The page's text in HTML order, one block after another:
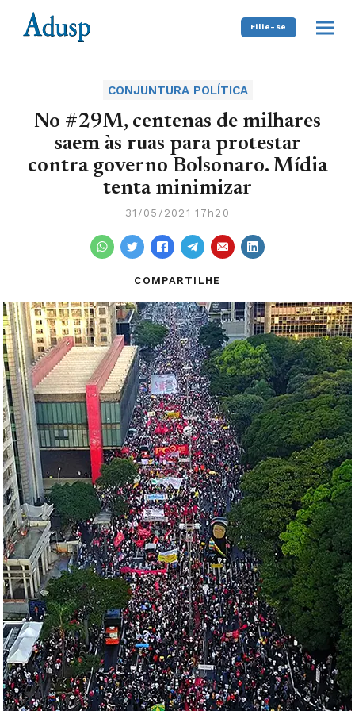
Filie-se
CONJUNTURA POLÍTICA
No #29M, centenas de milhares
saem às ruas para protestar
contra governo Bolsonaro. Mídia
tenta minimizar
31/05/2021 17h20
COMPARTILHE